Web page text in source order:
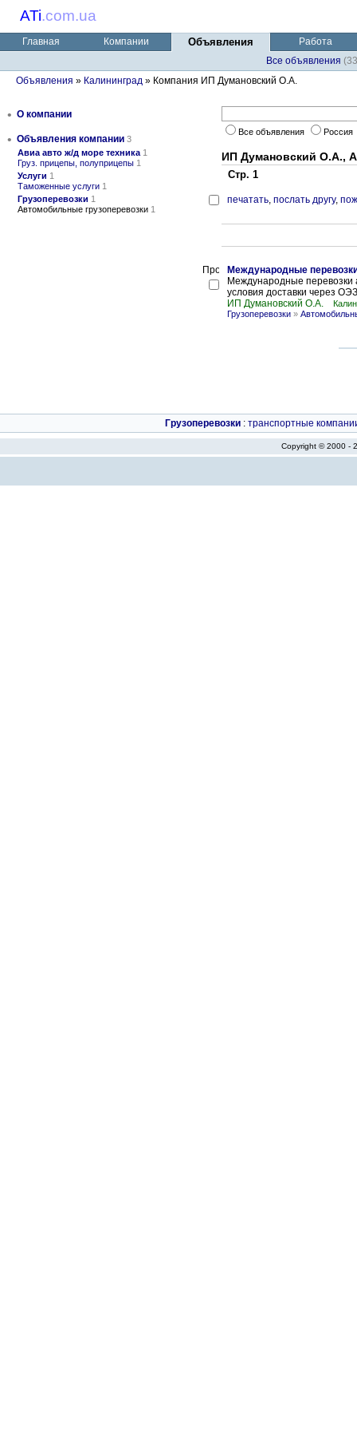
ATi.com.ua
Главная Компании Объявления
Работа
Все объявления
Объявления » Калининград » Компания ИП Думановский О.А.
• О компании
• Объявления компании 3
Авиа авто ж/д море техника 1
Груз. прицепы, полуприцепы 1
Услуги 1
Таможенные услуги 1
Грузоперевозки 1
Автомобильные грузоперевозки 1
Все объявления Россия
ИП Думановский О.А.,
Стр. 1
печатать, послать другу,
Международные
Международные перевозки
условия доставки через
ИП Думановский О.А.
Грузоперевозки »
Грузоперевозки : транспортные
Copyright © 2000 -